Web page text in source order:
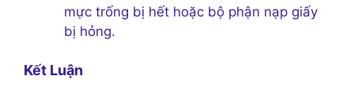
mực trống bị hết hoặc bộ phận nạp giấy
bị hỏng.
Kết Luận